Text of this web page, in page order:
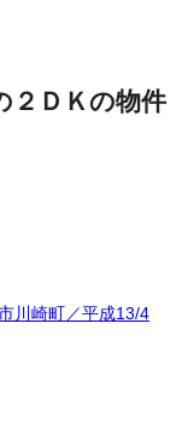
２ＤＫの物件
川崎町／平成13/4